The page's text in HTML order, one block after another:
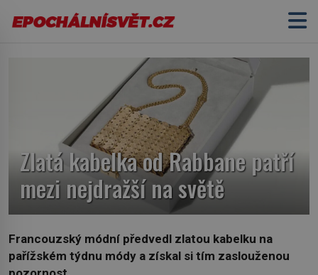
Zlatá kabelka od Rabbane patří
mezi nejdražší na světě
Francouzský módní předvedl zlatou kabelku na
pařížském týdnu módy a získal si tím zaslouženou